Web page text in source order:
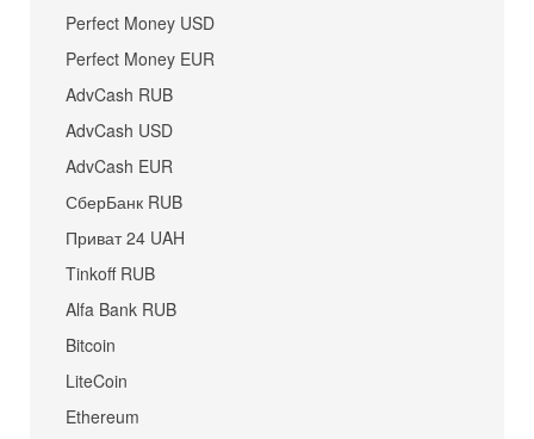
Perfect Money USD
Perfect Money EUR
AdvCash RUB
AdvCash USD
AdvCash EUR
СберБанк RUB
Приват 24 UAH
Tinkoff RUB
Alfa Bank RUB
Bitcoin
LiteCoin
Ethereum